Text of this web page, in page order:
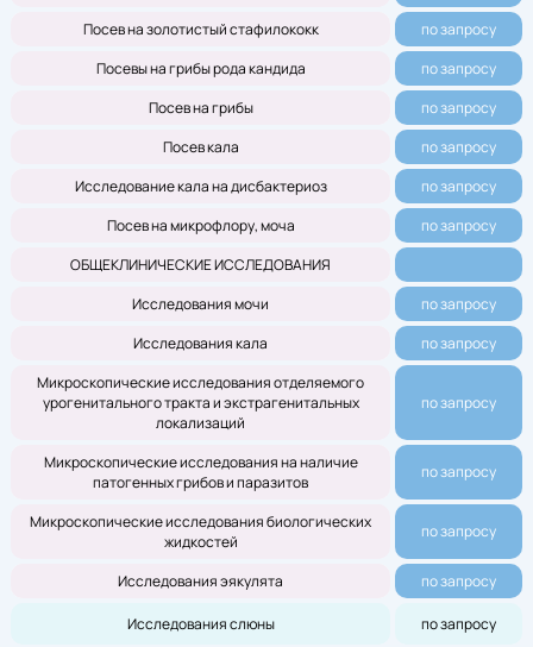
Посев на золотистый стафилококк
по запросу
Посевы на грибы рода кандида
по запросу
Посев на грибы
по запросу
Посев кала
по запросу
Исследование кала на дисбактериоз
по запросу
Посев на микрофлору, моча
по запросу
ОБЩЕКЛИНИЧЕСКИЕ ИССЛЕДОВАНИЯ
Исследования мочи
по запросу
Исследования кала
по запросу
Микроскопические исследования отделяемого
урогенитального тракта и экстрагенитальных
локализаций
по запросу
Микроскопические исследования на наличие
патогенных грибов и паразитов
по запросу
Микроскопические исследования биологических
жидкостей
по запросу
Исследования эякулята по запросу
Исследования слюны по запросу